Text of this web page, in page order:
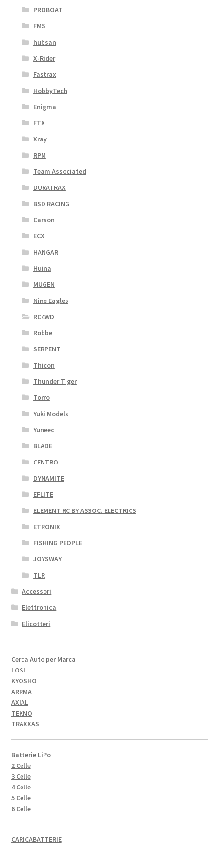
PROBOAT
FMS
hubsan
X-Rider
Fastrax
HobbyTech
Enigma
FTX
Xray
RPM
Team Associated
DURATRAX
BSD RACING
Carson
ECX
HANGAR
Huina
MUGEN
Nine Eagles
RC4WD
Robbe
SERPENT
Thicon
Thunder Tiger
Torro
Yuki Models
Yuneec
BLADE
CENTRO
DYNAMITE
EFLITE
ELEMENT RC BY ASSOC. ELECTRICS
ETRONIX
FISHING PEOPLE
JOYSWAY
TLR
Accessori
Elettronica
Elicotteri
Cerca Auto per Marca
LOSI
KYOSHO
ARRMA
AXIAL
TEKNO
TRAXXAS
Batterie LiPo
2 Celle
3 Celle
4 Celle
5 Celle
6 Celle
CARICABATTERIE